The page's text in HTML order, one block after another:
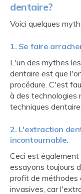
dentaire?
Voici quelques
1. Se faire
L'un des mythes
dentaire est que
procédure. C'est
à des technologies
techniques
2. L'extraction
incontournable.
Ceci est
essayons toujours
profit de méthodes
invasives, car